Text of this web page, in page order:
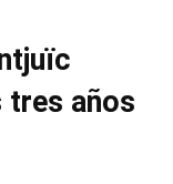
tres años